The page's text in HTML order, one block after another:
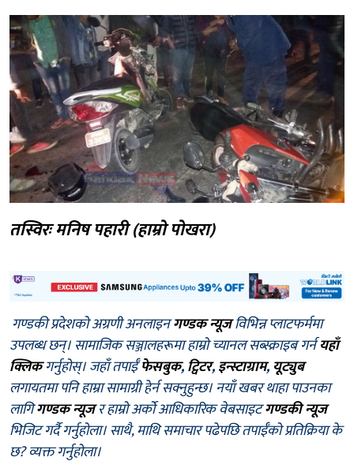
तस्विरः मनिष पहारी (हाम्रो पोखरा)
गण्डकी प्रदेशको अग्रणी अनलाइनगण्डक न्यूजविभिन्न प्लाटफर्ममा
उपलब्ध छन्। सामाजिक सञ्जालहरूमा हाम्रो च्यानल सब्स्क्राइब गर्नयहाँ
क्लिकगर्नुहोस्। जहाँ तपाईँफेसबुक,ट्विटर,इन्स्टाग्राम, यूट्युब
लगायतमा पनि हाम्रा सामाग्री हेर्न सक्नुहुन्छ। नयाँ खबर थाहा पाउनका
लागिगण्डक न्यूजर हाम्रो अर्को आधिकारिक वेबसाइटगण्डकी न्यूज
भिजिट गर्दै गर्नुहोला। साथै, माथि समाचार पढेपछि तपाईँको प्रतिक्रिया के
छ? व्यक्त गर्नुहोला।